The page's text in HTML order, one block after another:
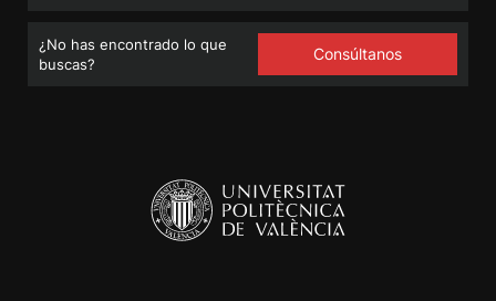
¿No has encontrado lo que
buscas?
Consúltanos